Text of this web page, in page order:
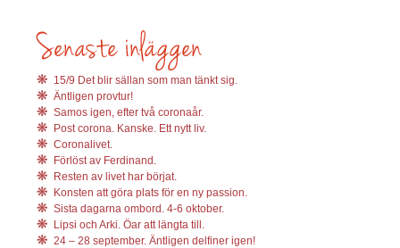
15/9 Det blir sällan som man tänkt sig.
Äntligen provtur!
Samos igen, efter två coronaår.
Post corona. Kanske. Ett nytt liv.
Coronalivet.
Förlöst av Ferdinand.
Resten av livet har börjat.
Konsten att göra plats för en ny passion.
Sista dagarna ombord. 4-6 oktober.
Lipsi och Arki. Öar att längta till.
24 – 28 september. Äntligen delfiner igen!